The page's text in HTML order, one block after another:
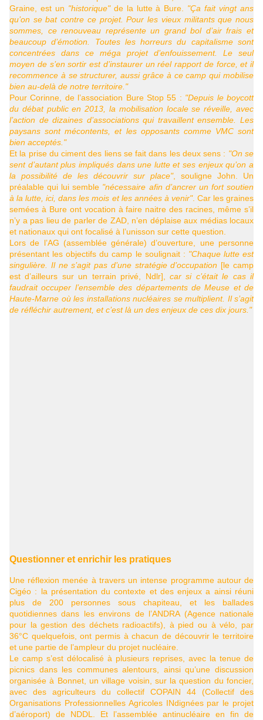
Graine, est un "historique"de la lutte à Bure. "Ça fait vingt ans
qu’on se bat contre ce projet. Pour les vieux militants que nous
sommes, ce renouveau représente un grand bol d’air frais et
beaucoup d’émotion. Toutes les horreurs du capitalisme sont
concentrées dans ce méga projet d’enfouissement. Le seul
moyen de s’en sortir est d’instaurer un réel rapport de force, et il
recommence à se structurer, aussi grâce à ce camp qui mobilise
bien au-delà de notre territoire."
Pour Corinne, de l’association Bure Stop 55 : "Depuis le boycott
du débat public en 2013, la mobilisation locale se réveille, avec
l’action de dizaines d’associations qui travaillent ensemble. Les
paysans sont mécontents, et les opposants comme VMCsont
bien acceptés."
Et la prise du ciment des liens se fait dans les deux sens : "On se
sent d’autant plus impliqués dans une lutte et ses enjeux qu’on a
la possibilité de les découvrir sur place", souligne John. Un
préalable qui lui semble "nécessaire afin d’ancrer un fort soutien
à la lutte, ici, dans les mois et les années à venir". Car les graines
semées à Bure ont vocation à faire naitre des racines, même s’il
n’y a pas lieu de parler de ZAD, n’en déplaise aux médias locaux
et nationaux qui ont focalisé à l’unisson sur cette question.
Lors de l’AG (assemblée générale) d’ouverture, une personne
présentant les objectifs du camp le soulignait : "Chaque lutte est
singulière. Il ne s’agit pas d’une stratégie d’occupation [le camp
est d’ailleurs sur un terrain privé, Ndlr], car si c’était le cas il
faudrait occuper l’ensemble des départements de Meuse et de
Haute-Marne où les installations nucléaires se multiplient. Il s’agit
de réfléchir autrement, et c’est là un des enjeux de ces dix jours."
Questionner et enrichir les pratiques
Une réflexion menée à travers un intense programme autour de
Cigéo : la présentation du contexte et des enjeux a ainsi réuni
plus de 200 personnes sous chapiteau, et les ballades
quotidiennes dans les environs de l’ANDRA(Agence nationale
pour la gestion des déchets radioactifs), à pied ou à vélo, par
36°C quelquefois, ont permis à chacun de découvrir le territoire
et une partie de l’ampleur du projet nucléaire.
Le camp s’est délocalisé à plusieurs reprises, avec la tenue de
picnics dans les communes alentours, ainsi qu’une discussion
organisée à Bonnet, un village voisin, sur la question du foncier,
avec des agriculteurs du collectif COPAIN 44 (Collectif des
Organisations Professionnelles Agricoles INdignées par le projet
d’aéroport) de NDDL
. Et l’assemblée antinucléaire en fin de